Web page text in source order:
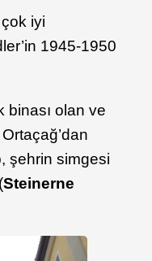
iyi
1945-1950
binası olan ve
şehrin simgesi
Steinerne